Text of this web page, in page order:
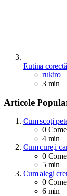
Rutina
Posted
rukiro
3 min
Articole
Cum scoți
0
4 min
Cum cureți
0
5 min
Cum alegi
0
6 min